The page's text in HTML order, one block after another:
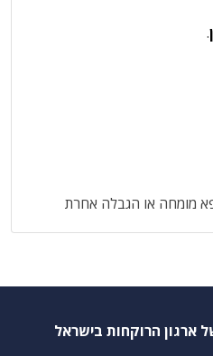
.
מומחה או הגבלה אחרת
ארגון הרוקחות בישראל